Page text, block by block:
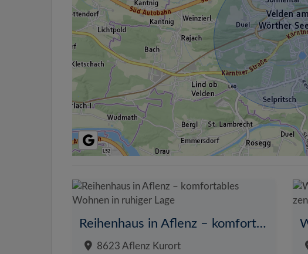
Reihenhaus in Aflenz – komfortables Wohnen in ruhiger Lage
8623 Aflenz Kurort